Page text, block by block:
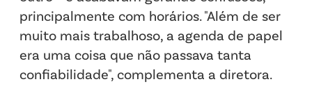
principalmente com horários. "Além de ser
muito mais trabalhoso, a agenda de papel
era uma coisa que não passava tanta
confiabilidade", complementa a diretora.